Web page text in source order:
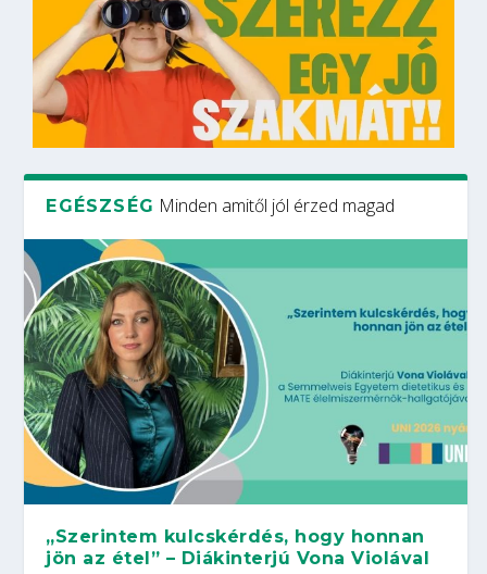
EGÉSZSÉG Minden amitől jól érzed magad
„Szerintem kulcskérdés, hogy honnan
jön az étel” – Diákinterjú Vona Violával